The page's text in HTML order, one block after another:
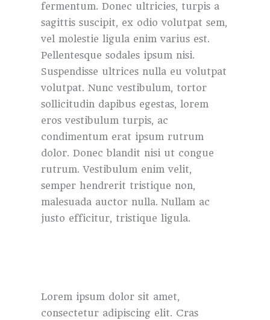
fermentum. Donec ultricies, turpis a
sagittis suscipit, ex odio volutpat sem,
vel molestie ligula enim varius est.
Pellentesque sodales ipsum nisi.
Suspendisse ultrices nulla eu volutpat
volutpat. Nunc vestibulum, tortor
sollicitudin dapibus egestas, lorem
eros vestibulum turpis, ac
condimentum erat ipsum rutrum
dolor. Donec blandit nisi ut congue
rutrum. Vestibulum enim velit,
semper hendrerit tristique non,
malesuada auctor nulla. Nullam ac
justo efficitur, tristique ligula.
Lorem ipsum dolor sit amet,
consectetur adipiscing elit. Cras